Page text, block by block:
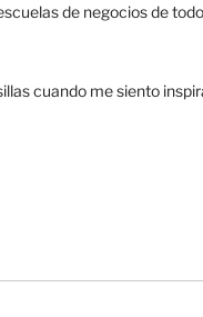
de negocios de
cuando me siento